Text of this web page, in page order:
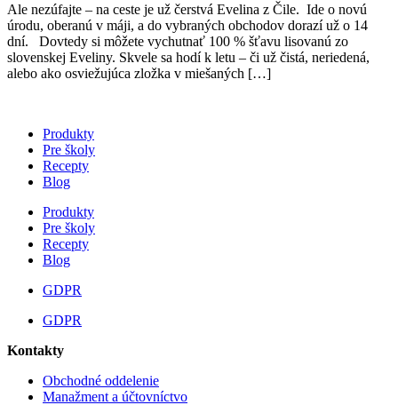
Ale nezúfajte – na ceste je už čerstvá Evelina z Čile. Ide o novú
úrodu, oberanú v máji, a do vybraných obchodov dorazí už o 14
dní. Dovtedy si môžete vychutnať 100 % šťavu lisovanú zo
slovenskej Eveliny. Skvele sa hodí k letu – či už čistá, neriedená,
alebo ako osviežujúca zložka v miešaných […]
Produkty
Pre školy
Recepty
Blog
Produkty
Pre školy
Recepty
Blog
GDPR
GDPR
Kontakty
Obchodné oddelenie
Manažment a účtovníctvo